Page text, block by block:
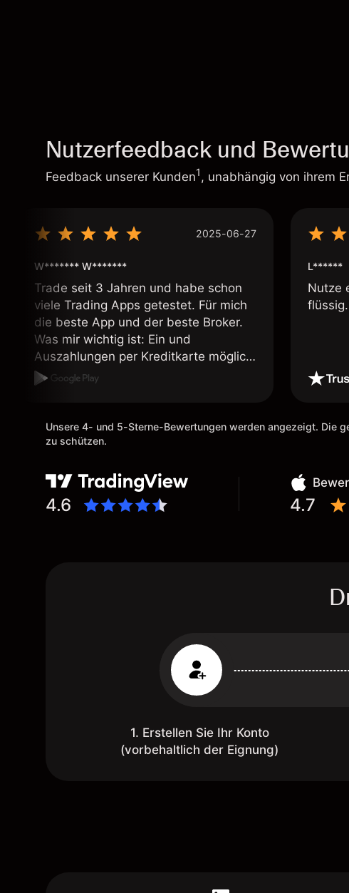
Nutzerfeedback und
Feedback unserer Kunden1, unabhängig von ihrem
2025-06-27
W******* W*******
Trade seit 3 Jahren und habe schon
viele Trading Apps getestet. Für mich
die beste App und der beste Broker.
Was mir wichtig ist: Ein und
Auszahlungen per Kreditkarte möglich.
Auszahlungen immer schnell und
wie es bei Naga ist wäre
wünschenswert.
L******
Nutze
Unsere 4- und 5-Sterne-Bewertungen werden angezeigt. Die
zu schützen.
4.6 4.7
1. Erstellen Sie Ihr Konto
(vorbehaltlich der Eignung)